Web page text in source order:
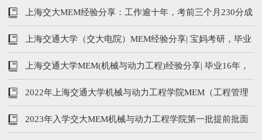
考条件、学费、提前面试
上海交大MEM经验分享：工作逾十年，考前三个月230分成
功上岸
上海交通大学（交大电院）MEM经验分享| 宝妈考研，毕业
十年上岸交大
上海交通大学MEM(机械与动力工程)经验分享| 毕业16年，
如何6个月成功上岸交大~
2022年上海交通大学机械与动力工程学院MEM（工程管理
硕士）招生简章
2023年入学交大MEM机械与动力工程学院第一批提前批面